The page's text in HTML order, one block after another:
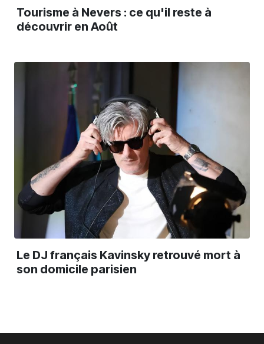
Tourisme à Nevers : ce qu'il reste à
découvrir en Août
Le DJ français Kavinsky retrouvé mort à
son domicile parisien